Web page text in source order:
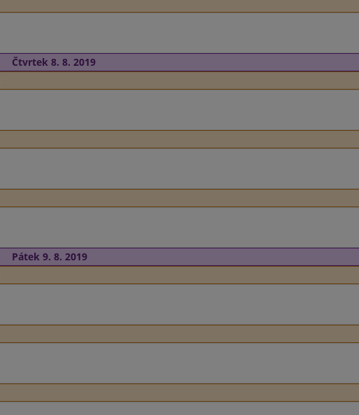
Čtvrtek 8. 8. 2019
Pátek 9. 8. 2019